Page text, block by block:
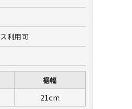
利用可
裾幅
21cm